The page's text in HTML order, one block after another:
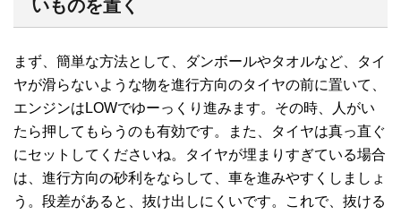
いものを置く
まず、簡単な方法として、ダンボールやタオルなど、タイ
ヤが滑らないような物を進行方向のタイヤの前に置いて、
エンジンはLOWでゆーっくり進みます。その時、人がい
たら押してもらうのも有効です。また、タイヤは真っ直ぐ
にセットしてくださいね。タイヤが埋まりすぎている場合
は、進行方向の砂利をならして、車を進みやすくしましょ
う。段差があると、抜け出しにくいです。これで、抜ける